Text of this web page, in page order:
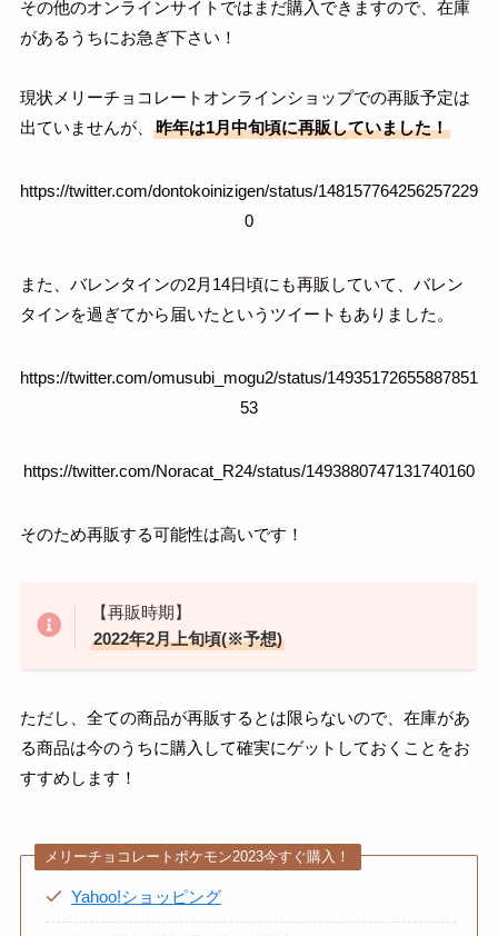
その他のオンラインサイトではまだ購入できますので、在庫
があるうちにお急ぎ下さい！
現状メリーチョコレートオンラインショップでの再販予定は
出ていませんが、
昨年は1月中旬頃に再販していました！
https://twitter.com/dontokoinizigen/status/148157764256257229
0
また、バレンタインの2月14日頃にも再販していて、バレン
タインを過ぎてから届いたというツイートもありました。
https://twitter.com/omusubi_mogu2/status/14935172655887851
53
https://twitter.com/Noracat_R24/status/1493880747131740160
そのため再販する可能性は高いです！
【再販時期】
2022年2月上旬頃(※予想)
ただし、全ての商品が再販するとは限らないので、在庫があ
る商品は今のうちに購入して確実にゲットしておくことをお
すすめします！
メリーチョコレートポケモン2023今すぐ購入！
Yahoo!ショッピング